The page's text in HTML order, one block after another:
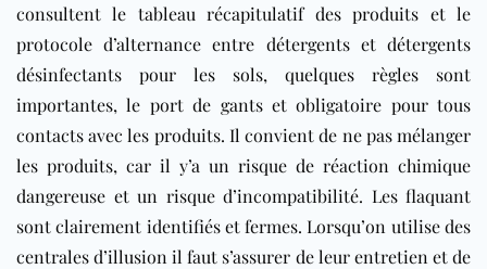
consultent le tableau récapitulatif des produits et le
protocole d’alternance entre détergents et détergents
désinfectants pour les sols, quelques règles sont
importantes, le port de gants et obligatoire pour tous
contacts avec les produits. Il convient de ne pas mélanger
les produits, car il y’a un risque de réaction chimique
dangereuse et un risque d’incompatibilité. Les flaquant
sont clairement identifiés et fermes. Lorsqu’on utilise des
centrales d’illusion il faut s’assurer de leur entretien et de